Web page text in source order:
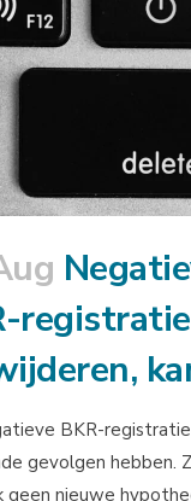
registratie
BKR-
gevolgen hebben.
geen nieuwe